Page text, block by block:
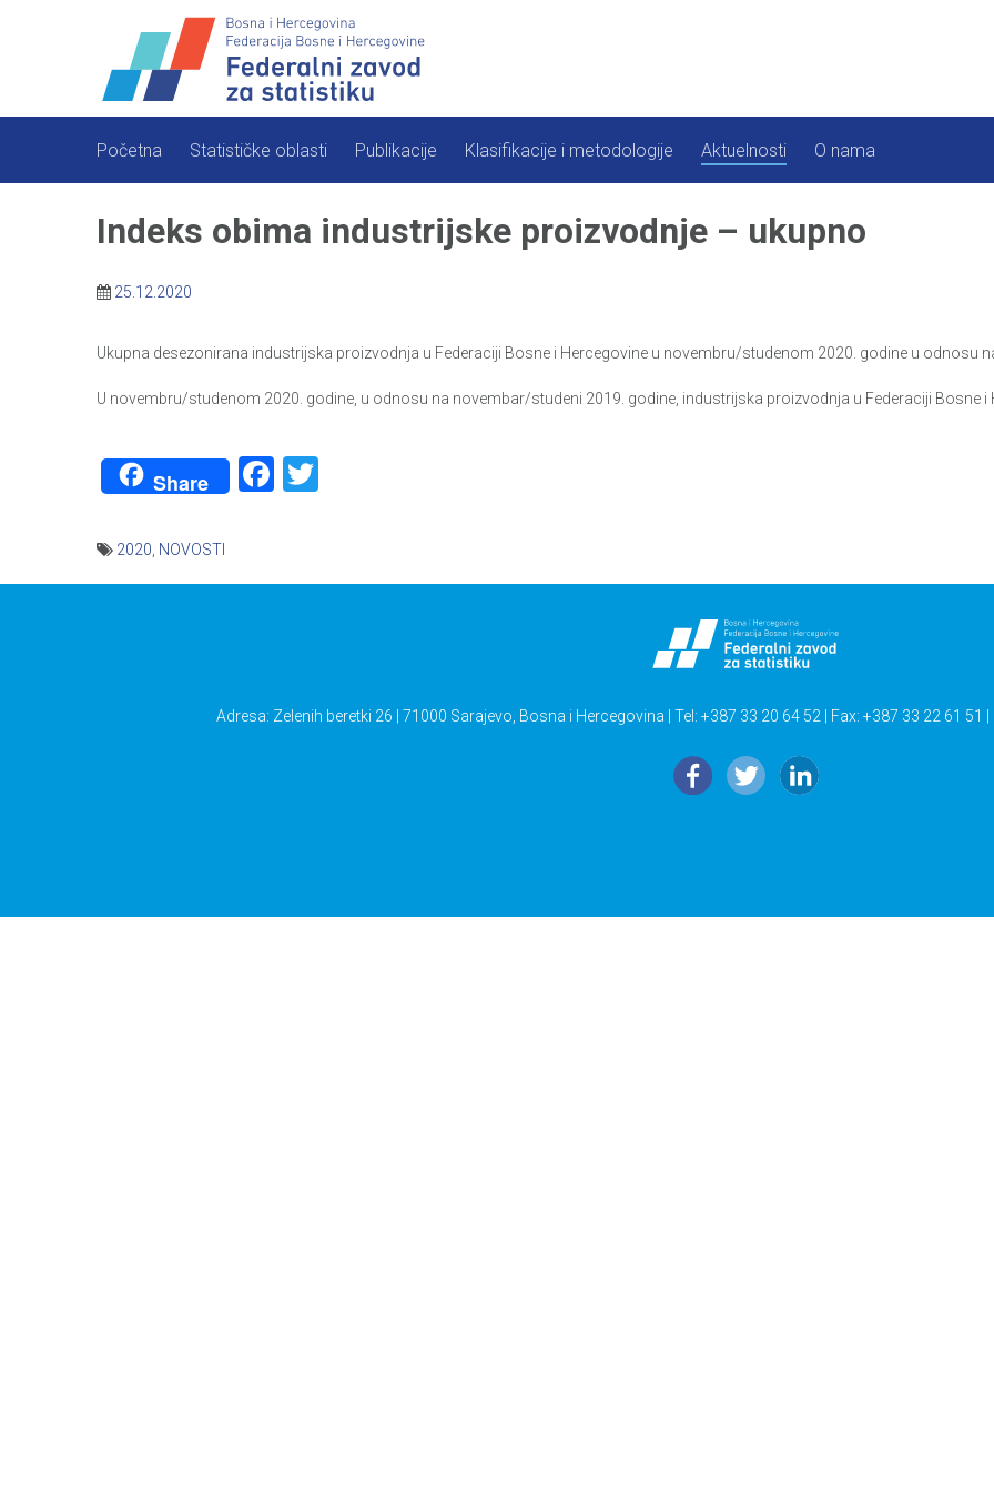
Početna Statističke oblasti Publikacije Klasifikacije i metodologije Aktuelnosti O nama
Indeks obima industrijske proizvodnje – ukupno
25.12.2020
Ukupna desezonirana industrijska proizvodnja u Federaciji Bosne i Hercegovine u novembru/studenom 2020. godine u odnosu
U novembru/studenom 2020. godine, u odnosu na novembar/studeni 2019. godine, industrijska proizvodnja u Federaciji Bosne i
Share Facebook
2020 NOVOSTI
Adresa: Zelenih beretki 26 | 71000 Sarajevo, Bosna i Hercegovina | Tel: +387 33 20 64 52 | Fax: +387 33 22 61 51 |